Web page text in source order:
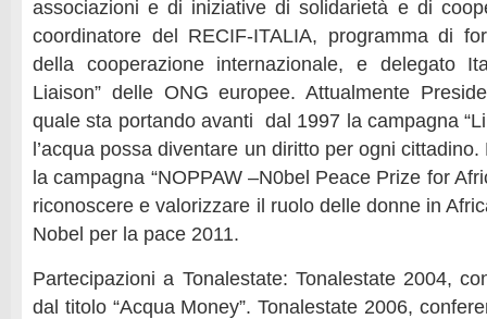
associazioni e di iniziative di solidarietà e di
coordinatore del RECIF-ITALIA, programma di
della cooperazione internazionale, e delegato
Liaison” delle ONG europee. Attualmente
quale sta portando avanti dal 1997 la campagna
l’acqua possa diventare un diritto per ogni
la campagna “NOPPAW –N0bel Peace Prize for
riconoscere e valorizzare il ruolo delle donne in
Nobel per la pace 2011.
Partecipazioni a Tonalestate: Tonalestate 2004,
dal titolo “Acqua Money”. Tonalestate 2006,